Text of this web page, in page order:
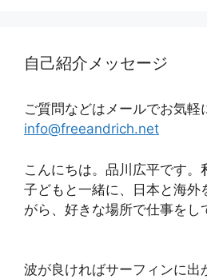
自己紹介メッセージ
ご質問などはメールでお気
info@freeandrich.net
こんにちは。品川広平です
子どもと一緒に、日本と海外
がら、好きな場所で仕事をし
波が良ければサーフィンに出